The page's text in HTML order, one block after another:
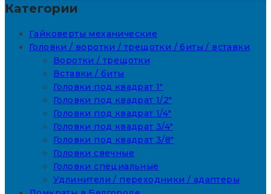
Категории
Гайковерты механические
Головки / воротки / трещотки / биты / вставки
Воротки / трещотки
Вставки / биты
Головки под квадрат 1"
Головки под квадрат 1/2"
Головки под квадрат 1/4"
Головки под квадрат 3/4"
Головки под квадрат 3/8"
Головки свечные
Головки специальные
Удлинители / переходники / адаптеры